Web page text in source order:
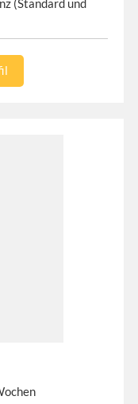
(Standard und